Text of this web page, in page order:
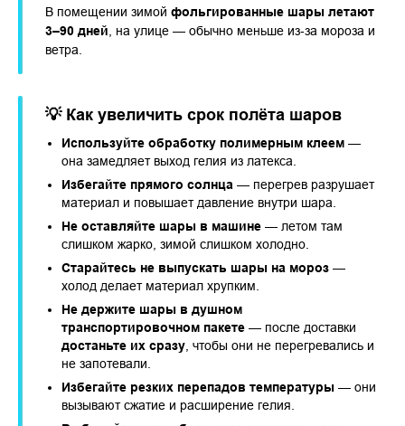
В помещении зимой фольгированные шары летают
3–90 дней, на улице — обычно меньше из‑за мороза и
ветра.
💡 Как увеличить срок полёта шаров
Используйте обработку полимерным клеем —
она замедляет выход гелия из латекса.
Избегайте прямого солнца — перегрев разрушает
материал и повышает давление внутри шара.
Не оставляйте шары в машине — летом там
слишком жарко, зимой слишком холодно.
Старайтесь не выпускать шары на мороз —
холод делает материал хрупким.
Не держите шары в душном
транспортировочном пакете — после доставки
достаньте их сразу, чтобы они не перегревались и
не запотевали.
Избегайте резких перепадов температуры — они
вызывают сжатие и расширение гелия.